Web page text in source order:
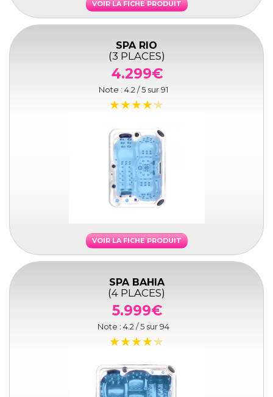
VOIR LA FICHE PRODUIT
SPA RIO
(3 PLACES)
4.299€
Note : 4.2 / 5 sur91
VOIR LA FICHE PRODUIT
SPA BAHIA
(4 PLACES)
5.999€
Note : 4.2 / 5 sur94